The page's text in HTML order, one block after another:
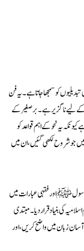
کو سمجھا جاتا ہے۔ یہ فن
کے لیے ناگزیر ہے۔ برصغیر کے
یہ نحو کے اہم قواعد کو
میں جو شروح لکھی گئیں، ان میں
رسول ﷺ اور فقہی عبارات میں
کی بنیاد قرار دیا۔ مبتدی
زبان میں واضح کریں، اور